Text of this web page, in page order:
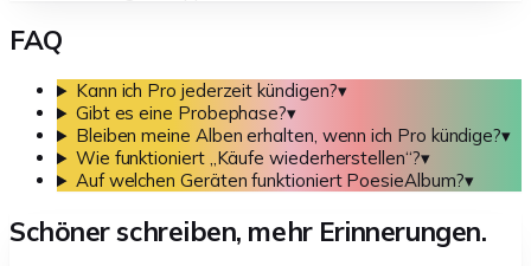
FAQ
Kann ich Pro jederzeit kündigen?▾
Gibt es eine Probephase?▾
Bleiben meine Alben erhalten, wenn ich Pro kündige?▾
Wie funktioniert „Käufe wiederherstellen“?▾
Auf welchen Geräten funktioniert PoesieAlbum?▾
Schöner schreiben, mehr Erinnerungen.